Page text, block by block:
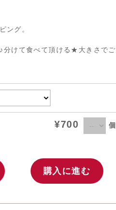
ング。
分けて食べて頂ける★大きさでご
¥700 個
購入に進む